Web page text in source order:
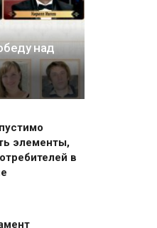
над
элементы,
в